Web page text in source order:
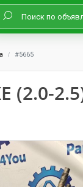
#5665
(2.0-